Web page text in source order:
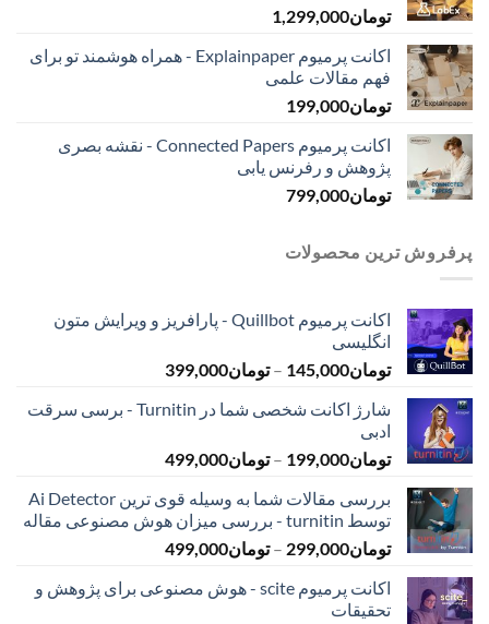
تومان1,299,000
اکانت پرمیوم Explainpaper - همراه هوشمند تو برای
فهم مقالات علمی
تومان199,000
اکانت پرمیوم Connected Papers - نقشه بصری
پژوهش و رفرنس یابی
تومان799,000
پرفروش ترین محصولات
اکانت پرمیوم Quillbot - پارافریز و ویرایش متون
انگلیسی
تومان145,000
– تومان399,000
تومان145,000
تومان399,000
شارژ اکانت شخصی شما در Turnitin - برسی سرقت
ادبی
تومان199,000
– تومان499,000محدوده
تومان199,000
تا
تومان499,000
بررسی مقالات شما به وسیله قوی ترین Ai Detector
توسط turnitin - بررسی میزان هوش مصنوعی مقاله
تومان299,000
– تومان499,000محدوده
تومان299,000
اکانت پرمیوم scite - هوش مصنوعی برای پژوهش و
تحقیقات